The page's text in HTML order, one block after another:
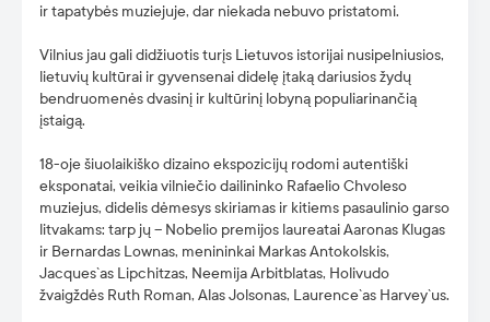
ir tapatybės muziejuje, dar niekada nebuvo pristatomi.
Vilnius jau gali didžiuotis turįs Lietuvos istorijai nusipelniusios,
lietuvių kultūrai ir gyvensenai didelę įtaką dariusios žydų
bendruomenės dvasinį ir kultūrinį lobyną populiarinančią
įstaigą.
18-oje šiuolaikiško dizaino ekspozicijų rodomi autentiški
eksponatai, veikia vilniečio dailininko Rafaelio Chvoleso
muziejus, didelis dėmesys skiriamas ir kitiems pasaulinio garso
litvakams: tarp jų – Nobelio premijos laureatai Aaronas Klugas
ir Bernardas Lownas, menininkai Markas Antokolskis,
Jacques`as Lipchitzas, Neemija Arbitblatas, Holivudo
žvaigždės Ruth Roman, Alas Jolsonas, Laurence`as Harvey`us.